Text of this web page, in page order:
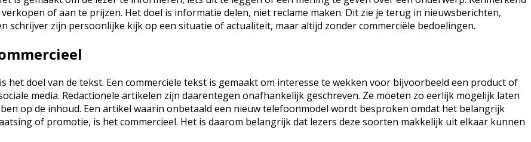
of aan te prijzen. Het doel is informatie delen, niet reclame maken. Dit zie je terug in nieuwsberichten,
schrijver zijn persoonlijke kijk op een situatie of actualiteit, maar altijd zonder commerciële bedoelingen.
het doel van de tekst. Een commerciële tekst is gemaakt om interesse te wekken voor bijvoorbeeld een product of
media. Redactionele artikelen zijn daarentegen onafhankelijk geschreven. Ze moeten zo eerlijk mogelijk laten
op de inhoud. Een artikel waarin onbetaald een nieuw telefoonmodel wordt besproken omdat het belangrijk
of promotie, is het commercieel. Het is daarom belangrijk dat lezers deze soorten makkelijk uit elkaar kunnen